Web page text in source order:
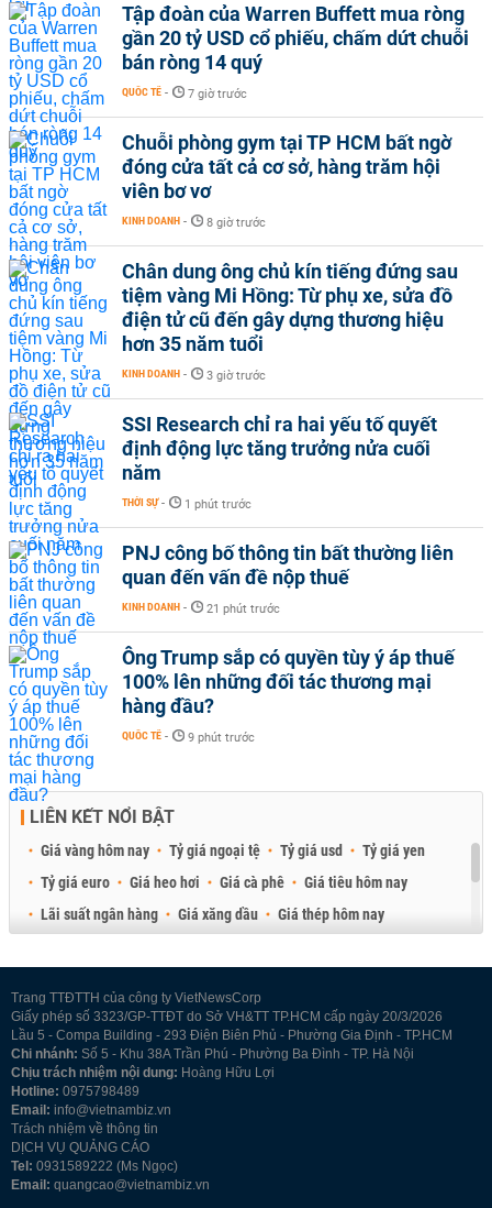
Tập đoàn của Warren Buffett mua ròng
gần 20 tỷ USD cổ phiếu, chấm dứt chuỗi
bán ròng 14 quý
QUỐC TẾ - 7 giờ trước
Chuỗi phòng gym tại TP HCM bất ngờ
đóng cửa tất cả cơ sở, hàng trăm hội
viên bơ vơ
KINH DOANH - 8 giờ trước
Chân dung ông chủ kín tiếng đứng sau
tiệm vàng Mi Hồng: Từ phụ xe, sửa đồ
điện tử cũ đến gây dựng thương hiệu
hơn 35 năm tuổi
KINH DOANH - 3 giờ trước
SSI Research chỉ ra hai yếu tố quyết
định động lực tăng trưởng nửa cuối
năm
THỜI SỰ - 1 phút trước
PNJ công bố thông tin bất thường liên
quan đến vấn đề nộp thuế
KINH DOANH - 21 phút trước
Ông Trump sắp có quyền tùy ý áp thuế
100% lên những đối tác thương mại
hàng đầu?
QUỐC TẾ - 9 phút trước
LIÊN KẾT NỔI BẬT
Giá vàng hôm nay Tỷ giá ngoại tệ Tỷ giá usd
Tỷ giá yen
Tỷ giá euro
Giá heo hơi Giá cà phê
Giá tiêu hôm nay
Lãi suất ngân hàng
Giá xăng dầu
Giá thép hôm nay
Trang TTĐTTH của công ty VietNewsCorp
Giấy phép số 3323/GP-TTĐT do Sở VH&TT TP.HCM cấp ngày 20/3/2026
Lầu 5 - Compa Building - 293 Điện Biên Phủ - Phường Gia Định - TP.HCM
Chi nhánh: Số 5 - Khu 38A Trần Phú - Phường Ba Đình - TP. Hà Nội
Chịu trách nhiệm nội dung: Hoàng Hữu Lợi
Hotline: 0975798489
Email: info@vietnambiz.vn
Trách nhiệm về thông tin
DỊCH VỤ QUẢNG CÁO
Tel: 0931589222 (Ms Ngọc)
Email: quangcao@vietnambiz.vn